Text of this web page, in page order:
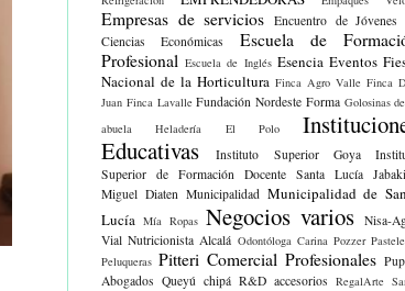
Empresas de servicios
Encuentro de Jóvenes
Ciencias Económicas
Escuela de
Profesional Escuela de Inglés Esencia Eventos
Nacional de la Horticultura Finca Agro Valle Finca
Juan Finca Lavalle Fundación Nordeste Forma Golosinas
abuela
Heladería El Polo
Educativas
Instituto Superior Goya
Superior de Formación Docente Santa Lucía
Miguel Diaten Municipalidad Municipalidad de
Lucía Mía Ropas Negocios varios
Nisa-
Vial Nutricionista Alcalá Odontóloga Carina Pozzer
Peluqueras Pitteri Comercial Profesionales
Abogados Queyú chipá R&D accesorios RegalArte